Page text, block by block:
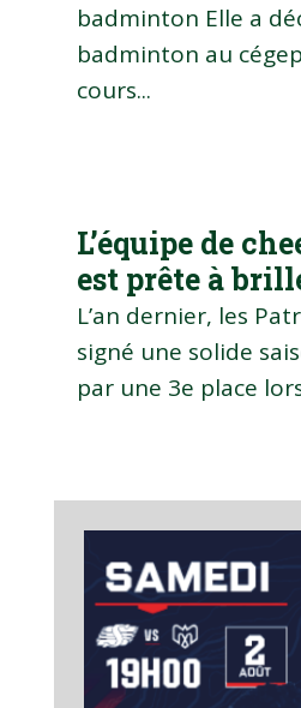
badminton Elle a
badminton au
cours...
L’équipe de
est prête à
L’an dernier, les
signé une solide
par une 3e place